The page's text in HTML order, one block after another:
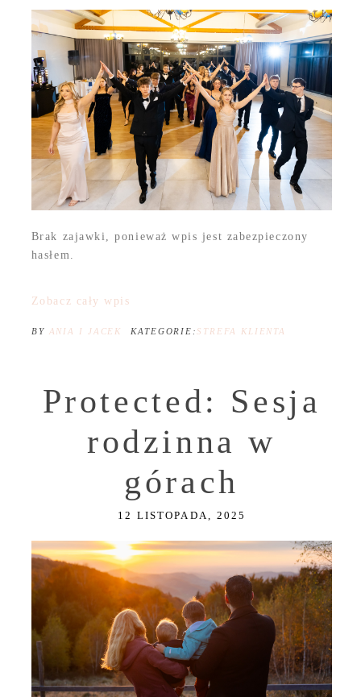
Brak zajawki, ponieważ wpis jest zabezpieczony
hasłem.
Zobacz cały wpis
BY ANIA I JACEK KATEGORIE: STREFA KLIENTA
Protected: Sesja
rodzinna w
górach
12 LISTOPADA, 2025